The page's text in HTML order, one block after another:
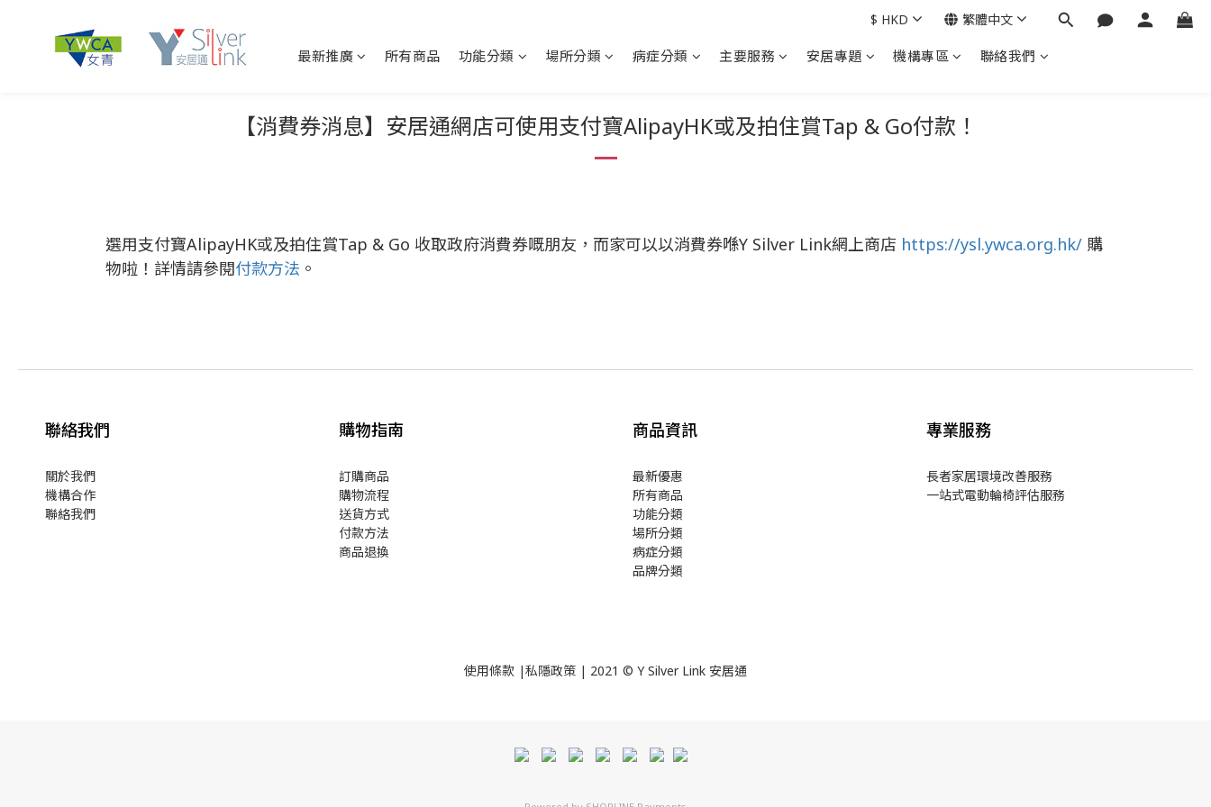
最新推廣 所有商品 功能分類 場所分類 病症分類 主要服務 安居專題 機構專區 聯絡我們
$ HKD 繁體中文
【消費券消息】安居通網店可使用支付寶AlipayHK或及拍住賞Tap & Go付款！
選用支付寶AlipayHK或及拍住賞Tap & Go 收取政府消費券嘅朋友，而家可以以消費券喺Y Silver Link網上商店 https://ysl.ywca.org.hk/ 購
物啦！詳情請參閱付款方法 。
聯絡我們
關於我們
機構合作
聯絡我們
購物指南
訂購商品
購物流程
送貨方式
付款方法
商品退換
商品資訊
最新優惠
所有商品
功能分類
場所分類
病症分類
品牌分類
專業服務
長者家居環境改善服務
一站式電動輪椅評估服務
使用條款 |私隱政策 | 2021 © Y Silver Link 安居通